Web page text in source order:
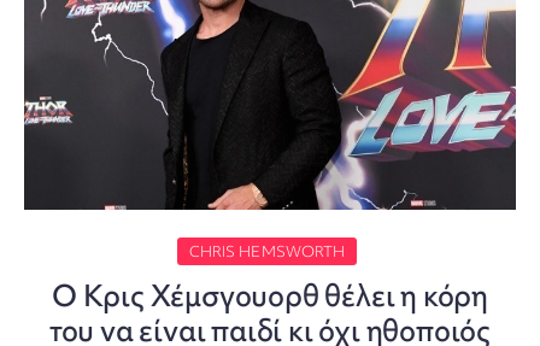
CHRIS HEMSWORTH
Ο Κρις Χέμσγουορθ θέλει η κόρη
του να είναι παιδί κι όχι ηθοποιός